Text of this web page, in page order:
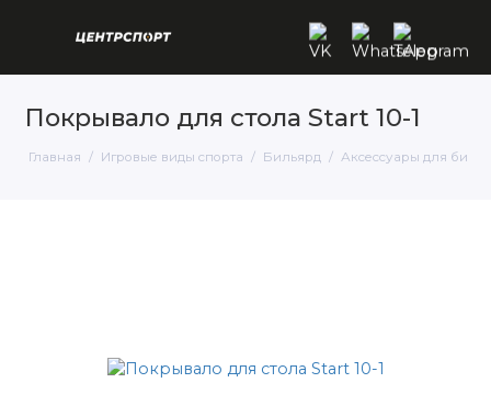
Покрывало для стола Start 10-1
Главная Игровые виды спорта Бильярд Аксессуары для